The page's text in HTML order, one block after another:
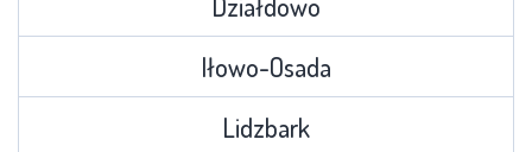
Iłowo-Osada
Lidzbark